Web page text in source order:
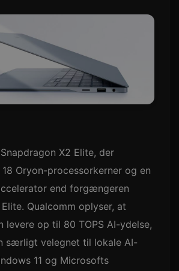
X2 Elite, der
Oryon-processorkerner og en
end forgængeren
Qualcomm oplyser, at
levere op til 80 TOPS AI-ydelse,
særligt velegnet til lokale AI-
11 og Microsofts